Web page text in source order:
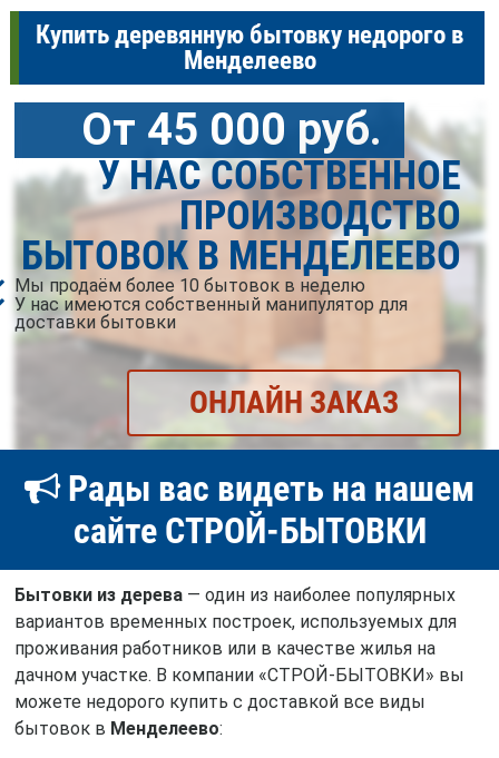
Купить деревянную бытовку недорого в
Менделеево
От 45 000 руб.
У НАС СОБСТВЕННОЕ
ПРОИЗВОДСТВО
БЫТОВОК В МЕНДЕЛЕЕВО
Мы продаём более 10 бытовок в неделю
У нас имеются собственный манипулятор для
доставки бытовки
ОНЛАЙН ЗАКАЗ
Рады вас видеть на нашем
сайте СТРОЙ-БЫТОВКИ
Бытовки из дерева— один из наиболее популярных
вариантов временных построек, используемых для
проживания работников или в качестве жилья на
дачном участке. В компании «СТРОЙ-БЫТОВКИ» вы
можете недорого купить с доставкой все виды
бытовок в Менделеево: